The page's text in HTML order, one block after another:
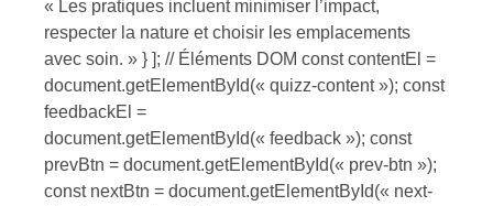
« Les pratiques incluent minimiser l’impact,
respecter la nature et choisir les emplacements
avec soin. » } ]; // Éléments DOM const contentEl =
document.getElementById(« quizz-content »); const
feedbackEl =
document.getElementById(« feedback »); const
prevBtn = document.getElementById(« prev-btn »);
const nextBtn = document.getElementById(« next-